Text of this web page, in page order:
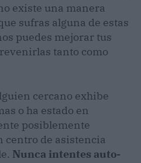
existe una manera
sufras alguna de estas
puedes mejorar tus
tanto como
cercano exhibe
o ha estado en
posiblemente
centro de asistencia
Nunca intentes auto-